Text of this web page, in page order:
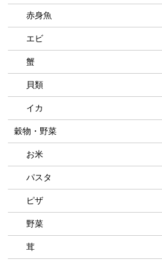
赤身魚
エビ
蟹
貝類
イカ
穀物・野菜
お米
パスタ
ピザ
野菜
茸